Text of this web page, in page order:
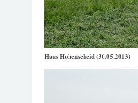
Haus Hohenscheid (30.05.2013)